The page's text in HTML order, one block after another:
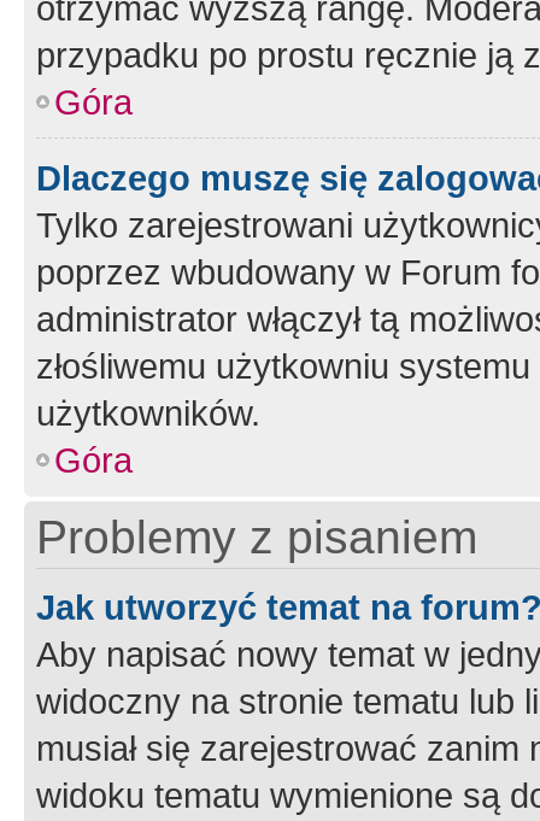
przypadku po prostu ręcznie ją
Góra
Dlaczego muszę się
Tylko zarejestrowani
poprzez wbudowany w Forum
administrator włączył tą
złośliwemu użytkowniu
użytkowników.
Góra
Problemy z pisaniem
Jak utworzyć temat na
Aby napisać nowy temat w
widoczny na stronie tematu lub
musiał się zarejestrować
widoku tematu wymienione są